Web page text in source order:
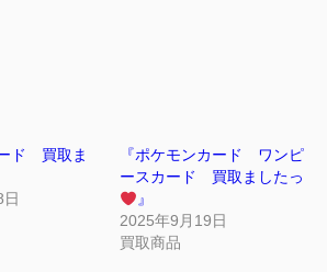
ド 買取ま
『ポケモンカード ワンピ
ースカード 買取ましたっ
』
2025年9月19日
買取商品